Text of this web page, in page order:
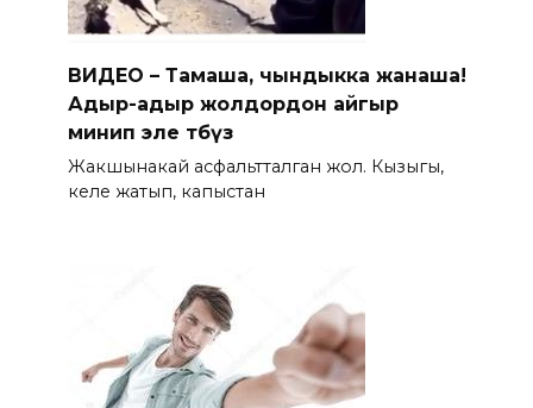
ВИДЕО – Тамаша, чындыкка жанаша!
Адыр-адыр жолдордон айгыр
минип эле өтөбүз
Жакшынакай асфальтталган жол. Кызыгы,
келе жатып, капыстан